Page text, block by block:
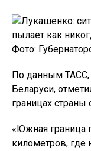
Фото:
По данным ТАСС,
Беларуси,
границах страны
«Южная граница
километров, где